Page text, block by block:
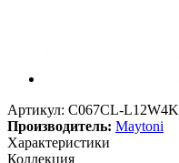
Артикул: C067CL-L12W4K
Производитель: Maytoni
Характеристики
Коллекция